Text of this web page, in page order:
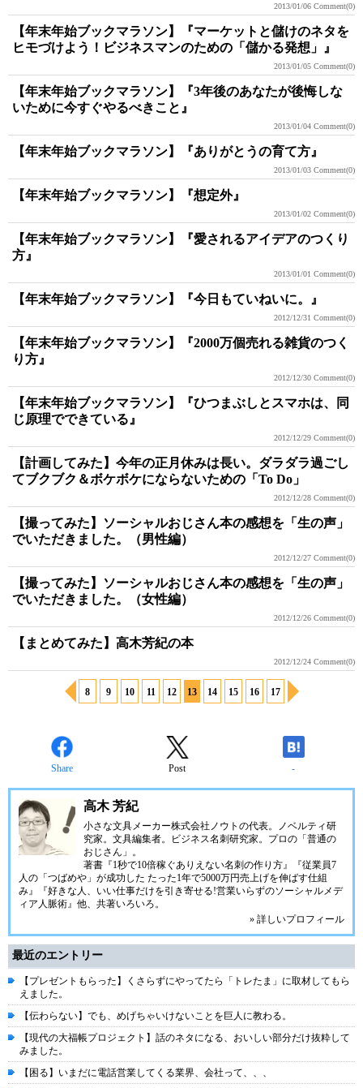
2013/01/06 Comment(0)
【年末年始ブックマラソン】『マーケットと儲けのネタを
ヒモづけよう！ビジネスマンのための「儲かる発想」』
2013/01/05 Comment(0)
【年末年始ブックマラソン】『3年後のあなたが後悔しな
いために今すぐやるべきこと』
2013/01/04 Comment(0)
【年末年始ブックマラソン】『ありがとうの育て方』
2013/01/03 Comment(0)
【年末年始ブックマラソン】『想定外』
2013/01/02 Comment(0)
【年末年始ブックマラソン】『愛されるアイデアのつくり
方』
2013/01/01 Comment(0)
【年末年始ブックマラソン】『今日もていねいに。』
2012/12/31 Comment(0)
【年末年始ブックマラソン】『2000万個売れる雑貨のつく
り方』
2012/12/30 Comment(0)
【年末年始ブックマラソン】『ひつまぶしとスマホは、同
じ原理でできている』
2012/12/29 Comment(0)
【計画してみた】今年の正月休みは長い。ダラダラ過ごし
てブクブク＆ボケボケにならないための「To Do」
2012/12/28 Comment(0)
【撮ってみた】ソーシャルおじさん本の感想を「生の声」
でいただきました。（男性編）
2012/12/27 Comment(0)
【撮ってみた】ソーシャルおじさん本の感想を「生の声」
でいただきました。（女性編）
2012/12/26 Comment(0)
【まとめてみた】高木芳紀の本
2012/12/24 Comment(0)
8 9 10 11 12 13 14 15 16 17
Share Post -
高木 芳紀
小さな文具メーカー株式会社ノウトの代表。ノベルティ研
究家。文具編集者。ビジネス名刺研究家。プロの「普通の
おじさん」。
著書『1秒で10倍稼ぐありえない名刺の作り方』『従業員7
人の「つばめや」が成功した たった1年で5000万円売上げを伸ばす仕組
み』『好きな人、いい仕事だけを引き寄せる!営業いらずのソーシャルメデ
ィア人脈術』他、共著いろいろ。
» 詳しいプロフィール
最近のエントリー
【プレゼントもらった】くさらずにやってたら「トレたま」に取材してもら
えました。
【伝わらない】でも、めげちゃいけないことを巨人に教わる。
【現代の大福帳プロジェクト】話のネタになる、おいしい部分だけ抜粋して
みました。
【困る】いまだに電話営業してくる業界、会社って、、、